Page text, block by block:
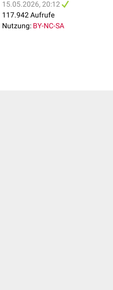
15.05.2026, 20:12
117.942 Aufrufe
Nutzung: BY-NC-SA